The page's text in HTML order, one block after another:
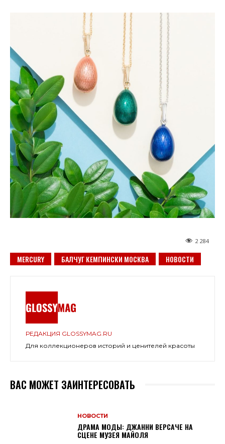
2 284
MERCURY БАЛЧУГ КЕМПИНСКИ МОСКВА НОВОСТИ
РЕДАКЦИЯ GLOSSYMAG.RU
Для коллекционеров историй и ценителей красоты
ВАС МОЖЕТ ЗАИНТЕРЕСОВАТЬ
НОВОСТИ
ДРАМА МОДЫ: ДЖАННИ ВЕРСАЧЕ НА
СЦЕНЕ МУЗЕЯ МАЙОЛЯ